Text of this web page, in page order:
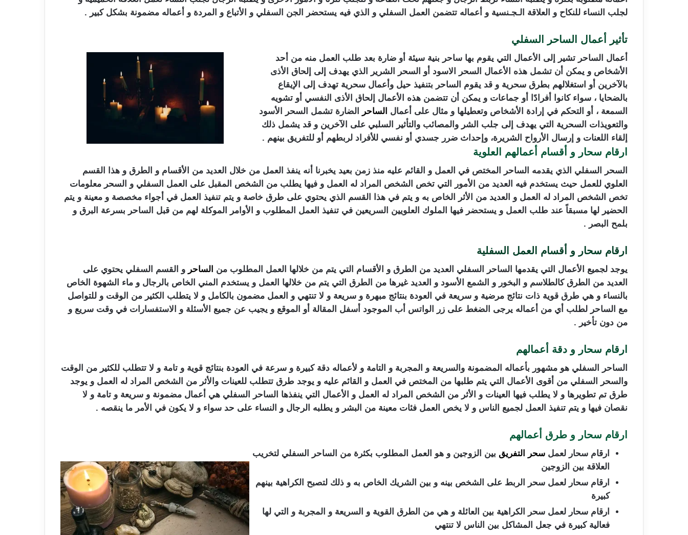
لجلب النساء للنكاح و العلاقة الـجـنسية و أعماله تتضمن العمل السفلي و الذي فيه يستحضر الجن السفلي و الأتباع و المردة و أعماله مضمونة بشكل كبير .
تأثير أعمال الساحر السفلي
أعمال الساحر تشير إلى الأعمال التي يقوم بها ساحر بنية سيئة أو ضارة بعد طلب العمل منه من أحد
الأشخاص و يمكن أن تشمل هذه الأعمال السحر الاسود أو السحر الشرير الذي يهدف إلى إلحاق الأذى
بالآخرين أو استغلالهم بطرق سحرية و قد يقوم الساحر بتنفيذ حيل وأعمال سحرية تهدف إلى الإيقاع
بالضحايا ، سواء كانوا أفرادًا أو جماعات و يمكن أن تتضمن هذه الأعمال إلحاق الأذى النفسي أو تشويه
السمعة ، أو التحكم في إرادة الأشخاص وتعطيلها و مثال على أعمال الساحر
الضارة تشمل السحر الأسود
والتعويذات السحرية التي يهدف إلى جلب الشر والمصائب والتأثير السلبي على الآخرين و قد يشمل ذلك
إلقاء اللعنات و إرسال الأرواح الشريرة، وإحداث ضرر جسدي أو نفسي للأفراد لربطهم أو للتفريق بينهم .
ارقام سحار و أقسام أعمالهم العلوية
السحر السفلي الذي يقدمه الساحر المختص في العمل و القائم عليه منذ زمن بعيد يخبرنا أنه ينفذ العمل من خلال العديد من الأقسام و الطرق و هذا القسم
العلوي للعمل حيث يستخدم فيه العديد من الأمور التي تخص الشخص المراد له العمل و فيها يطلب من الشخص المقبل على العمل السفلي و السحر معلومات
تخص الشخص المراد له العمل و العديد من الأثر الخاص به و يتم في هذا القسم الذي يحتوي على طرق خاصة و يتم تنفيذ العمل في أجواء مخصصة و معينة و يتم
الحضير لها مسبقاً عند طلب العمل و يستحضر فيها الملوك العلويين السريعين في تنفيذ العمل المطلوب و الأوامر الموكلة لهم من قبل الساحر بسرعة البرق و
بلمح البصر .
ارقام سحار و أقسام العمل السفلية
يوجد لجميع الأعمال التي يقدمها الساحر السفلي العديد من الطرق و الأقسام التي يتم من خلالها العمل المطلوب من الساحر و القسم السفلي يحتوي على
العديد من الطرق كالطلاسم و البخور و الشمع الأسود و العديد غيرها من الطرق التي يتم من خلالها العمل و يستخدم المني الخاص بالرجال و ماء الشهوة الخاص
بالنساء و هي طرق قوية ذات نتائج مرضية و سريعة في العودة بنتائج مبهرة و سريعة و لا تنتهي و العمل مضمون بالكامل و لا يتطلب الكثير من الوقت و للتواصل
مع الساحر لطلب أي من أعماله يرجى الضغط على زر الواتس أب الموجود أسفل المقالة أو الموقع و يجيب عن جميع الأسئلة و الاستفسارات في وقت سريع و
من دون تأخير .
ارقام سحار و دقة أعمالهم
الساحر السفلي هو مشهور بأعماله المضمونة والسريعة و المجربة و التامة و لأعماله دقة كبيرة و سرعة في العودة بنتائج قوية و تامة و لا تتطلب للكثير من الوقت
والسحر السفلي من أقوى الأعمال التي يتم طلبها من المختص في العمل و القائم عليه و يوجد طرق تتطلب للعينات والأثر من الشخص المراد له العمل و يوجد
طرق تم تطويرها و لا يطلب فيها العينات و الأثر من الشخص المراد له العمل و الأعمال التي ينفذها الساحر السفلي هي أعمال مضمونة و سريعة و تامة و لا
نقصان فيها و يتم تنفيذ العمل لجميع الناس و لا يخص العمل فئات معينة من البشر و يطلبه الرجال و النساء على حد سواء و لا يكون في الأمر ما ينقصه .
ارقام سحار و طرق أعمالهم
ارقام سحار لعمل سحر التفريق بين الزوجين و هو العمل المطلوب بكثرة من الساحر السفلي لتخريب
العلاقة بين الزوجين
ارقام سحار لعمل سحر الربط على الشخص بينه و بين الشريك الخاص به و ذلك لتصبح الكراهية بينهم
كبيرة
ارقام سحار لعمل سحر الكراهية بين العائلة و هي من الطرق القوية و السريعة و المجربة و التي لها
فعالية كبيرة في جعل المشاكل بين الناس لا تنتهي